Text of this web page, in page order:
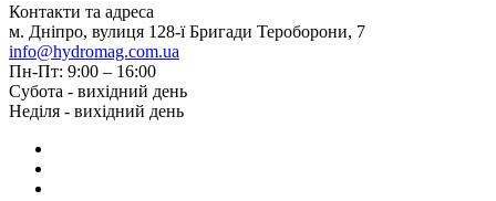
Контакти та адреса
м. Дніпро, вулиця 128-ї Бригади Тероборони, 7
info@hydromag.com.ua
Пн-Пт: 9:00 – 16:00
Субота - вихідний день
Неділя - вихідний день